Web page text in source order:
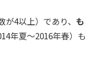
が4以上）であり、 も
年夏～2016年春）も